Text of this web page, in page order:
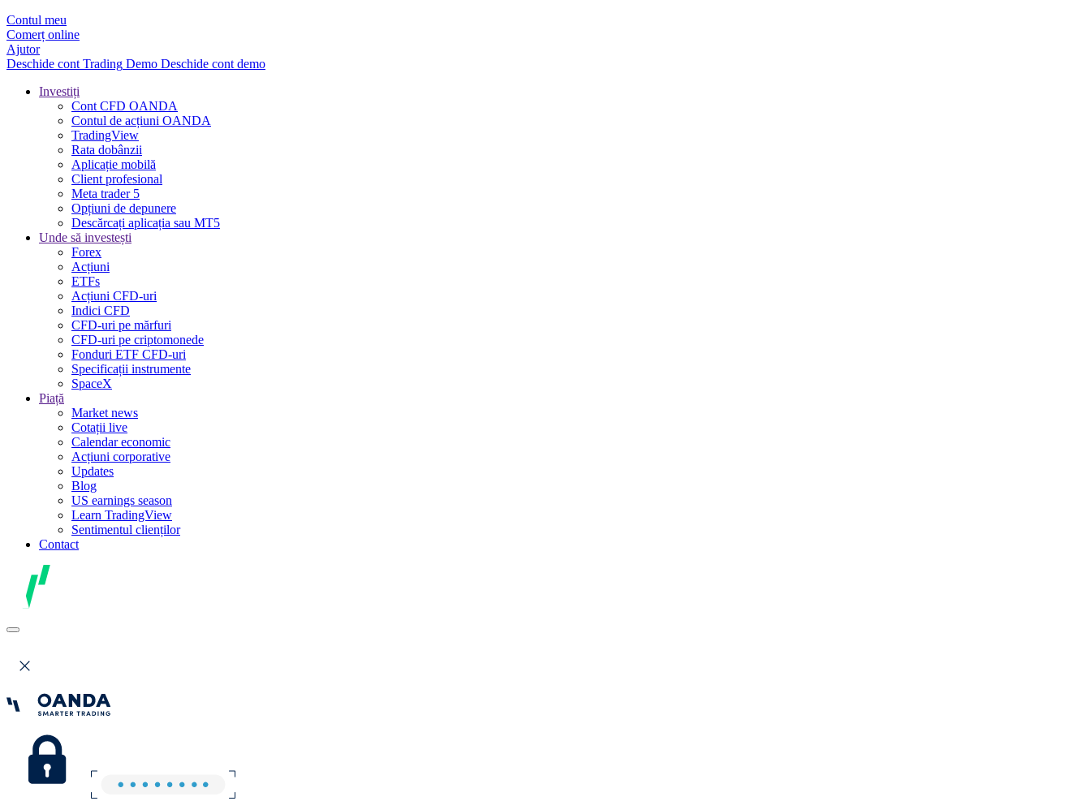
Contul meu
Comerț online
Ajutor
Deschide cont Trading Demo Deschide cont demo
Investiți
Cont CFD OANDA
Contul de acțiuni OANDA
TradingView
Rata dobânzii
Aplicație mobilă
Client profesional
Meta trader 5
Opțiuni de depunere
Descărcați aplicația sau MT5
Unde să investești
Forex
Acțiuni
ETFs
Acțiuni CFD-uri
Indici CFD
CFD-uri pe mărfuri
CFD-uri pe criptomonede
Fonduri ETF CFD-uri
Specificații instrumente
SpaceX
Piață
Market news
Cotații live
Calendar economic
Acțiuni corporative
Updates
Blog
US earnings season
Learn TradingView
Sentimentul clienților
Contact